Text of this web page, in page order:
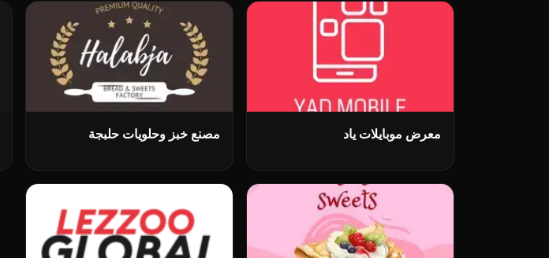
معرض موبایلات یاد مصنع خبز وحلويات حلبجة